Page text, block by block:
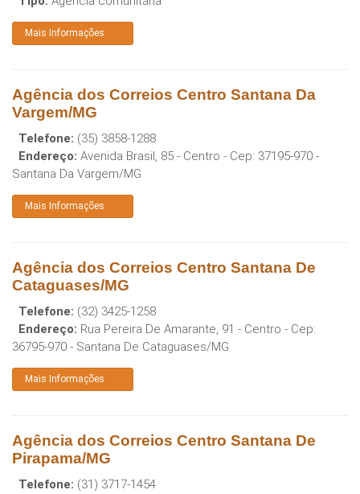
Mais Informações
Agência dos Correios Centro Santana Da
Vargem/MG
Telefone: (35) 3858-1288
Endereço: Avenida Brasil, 85 - Centro - Cep: 37195-970 -
Santana Da Vargem/MG
Mais Informações
Agência dos Correios Centro Santana De
Cataguases/MG
Telefone: (32) 3425-1258
Endereço: Rua Pereira De Amarante, 91 - Centro - Cep:
36795-970 - Santana De Cataguases/MG
Mais Informações
Agência dos Correios Centro Santana De
Pirapama/MG
Telefone: (31) 3717-1454